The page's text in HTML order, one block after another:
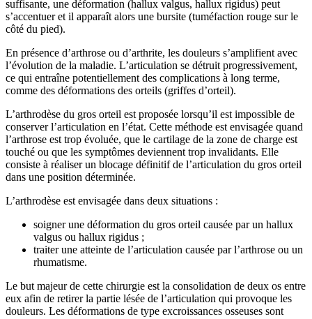
suffisante, une déformation (hallux valgus, hallux rigidus) peut
s’accentuer et il apparaît alors une bursite (tuméfaction rouge sur le
côté du pied).
En présence d’arthrose ou d’arthrite, les douleurs s’amplifient avec
l’évolution de la maladie. L’articulation se détruit progressivement,
ce qui entraîne potentiellement des complications à long terme,
comme des déformations des orteils (griffes d’orteil).
L’arthrodèse du gros orteil est proposée lorsqu’il est impossible de
conserver l’articulation en l’état. Cette méthode est envisagée quand
l’arthrose est trop évoluée, que le cartilage de la zone de charge est
touché ou que les symptômes deviennent trop invalidants. Elle
consiste à réaliser un blocage définitif de l’articulation du gros orteil
dans une position déterminée.
L’arthrodèse est envisagée dans deux situations :
soigner une déformation du gros orteil causée par un hallux
valgus ou hallux rigidus ;
traiter une atteinte de l’articulation causée par l’arthrose ou un
rhumatisme.
Le but majeur de cette chirurgie est la consolidation de deux os entre
eux afin de retirer la partie lésée de l’articulation qui provoque les
douleurs. Les déformations de type excroissances osseuses sont